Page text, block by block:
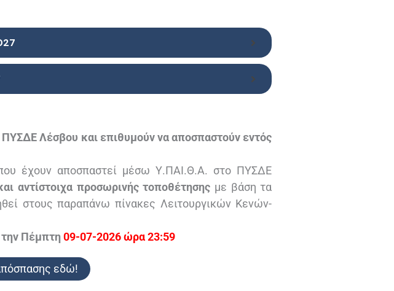
Λέσβου και επιθυμούν να αποσπαστούν εντός
έχουν αποσπαστεί μέσω Υ.ΠΑΙ.Θ.Α. στο ΠΥΣΔΕ
αντίστοιχα προσωρινής τοποθέτησης με βάση τα
στους παραπάνω πίνακες Λειτουργικών Κενών-
Πέμπτη09-07-2026 ώρα 23:59
εδώ!